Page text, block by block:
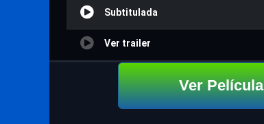
Subtitulada
Ver trailer
Ver Película